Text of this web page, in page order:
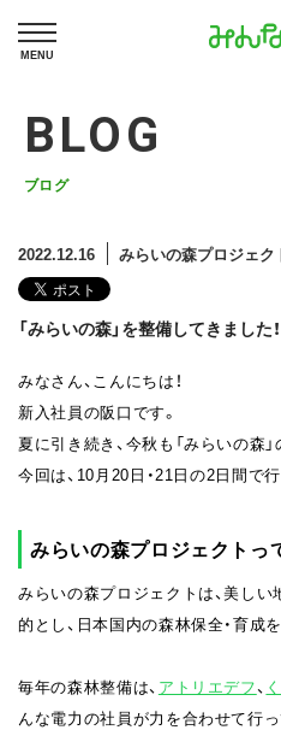
MENU
BLOG
ブログ
2022.12.16 みらいの森プロジェク
「みらいの森」を整備してきました
みなさん、こんにちは！
新入社員の阪口です。
夏に引き続き、今秋も「みらいの森
今回は、10月20日・21日の2日間で
みらいの森プロジェクトっ
みらいの森プロジェクトは、美しい
的とし、日本国内の森林保全・育成
毎年の森林整備は、 アトリエデフ、
んな電力の社員が力を合わせて行